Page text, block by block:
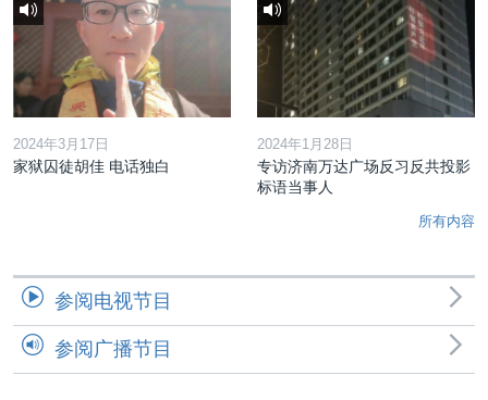
2024年3月17日
家狱囚徒胡佳 电话独白
2024年1月28日
专访济南万达广场反习反共投影
标语当事人
所有内容
参阅电视节目
参阅广播节目